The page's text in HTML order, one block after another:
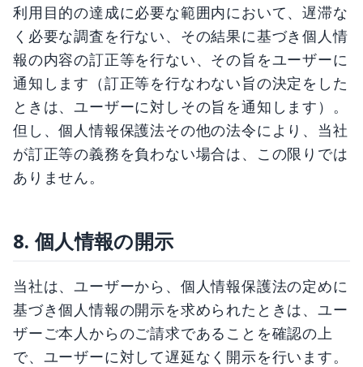
利用目的の達成に必要な範囲内において、遅滞な
く必要な調査を行ない、その結果に基づき個人情
報の内容の訂正等を行ない、その旨をユーザーに
通知します（訂正等を行なわない旨の決定をした
ときは、ユーザーに対しその旨を通知します）。
但し、個人情報保護法その他の法令により、当社
が訂正等の義務を負わない場合は、この限りでは
ありません。
8. 個人情報の開示
当社は、ユーザーから、個人情報保護法の定めに
基づき個人情報の開示を求められたときは、ユー
ザーご本人からのご請求であることを確認の上
で、ユーザーに対して遅延なく開示を行います。